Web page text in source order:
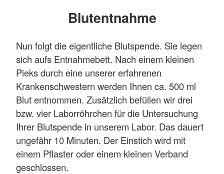
Blutentnahme
Nun folgt die eigentliche Blutspende. Sie legen
sich aufs Entnahmebett. Nach einem kleinen
Pieks durch eine unserer erfahrenen
Krankenschwestern werden Ihnen ca. 500 ml
Blut entnommen. Zusätzlich befüllen wir drei
bzw. vier Laborröhrchen für die Untersuchung
Ihrer Blutspende in unserem Labor. Das dauert
ungefähr 10 Minuten. Der Einstich wird mit
einem Pflaster oder einem kleinen Verband
geschlossen.